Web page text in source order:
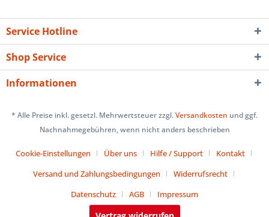
Service Hotline
Shop Service
Informationen
* Alle Preise inkl. gesetzl. Mehrwertsteuer zzgl.Versandkosten und ggf.
Nachnahmegebühren, wenn nicht anders beschrieben
Cookie-Einstellungen Über uns Hilfe / Support
Kontakt
Versand und Zahlungsbedingungen
Widerrufsrecht
Datenschutz
AGB Impressum